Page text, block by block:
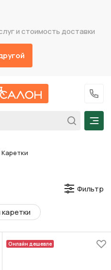
и стоимость доставки
На главную
+7
Каретки
Фильтр
Онлайн дешевле